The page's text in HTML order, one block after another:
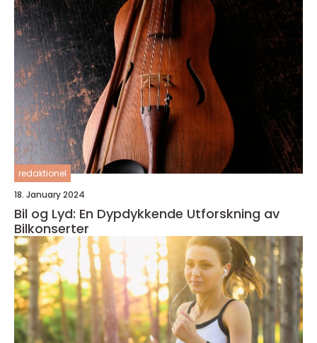
redaktionel
18. January 2024
Bil og Lyd: En Dypdykkende Utforskning av
Bilkonserter